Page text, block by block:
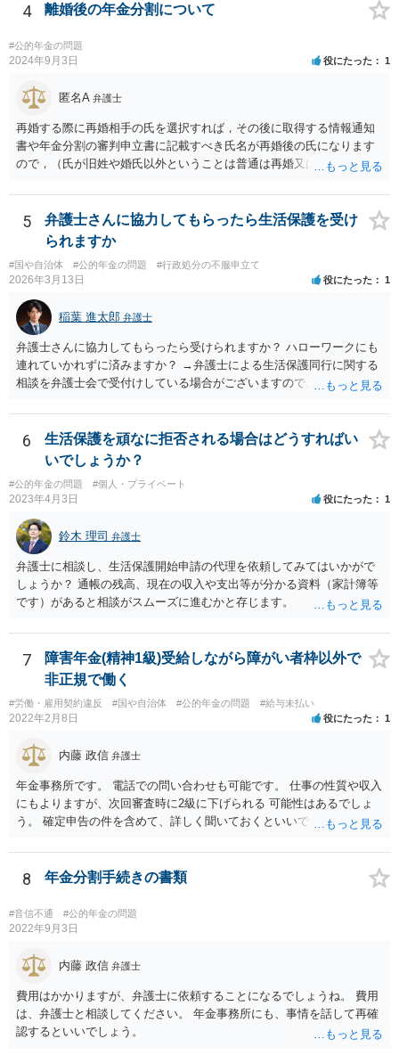
4 離婚後の年金分割について
#公的年金の問題
2024年9月3日 役にたった 1
匿名A 弁護士
再婚する際に再婚相手の氏を選択すれば，その後に取得する情報通知
書や年金分割の審判申立書に記載すべき氏名が再婚後の氏になります
ので，（氏が旧姓や婚氏以外ということは普通は再婚又は養子縁組し
秘匿であればともかく，氏名秘匿を申し立てると，むしろ再婚したこ
とを推察されてしまうのではないかと思います。事案がよくわかりま
せんが，この種の事案では，再婚前に年金分割の手続を行うのがセオ
リーではないかと思います。
5
弁護士さんに協力してもらったら生活保護を受け
られますか
#国や自治体 #公的年金の問題 #行政処分の不服申立て
2026年3月13日 役にたった 1
稲葉 進太郎 弁護士
弁護士さんに協力してもらったら受けられますか？ ハローワークにも
連れていかれずに済みますか？ →弁護士による生活保護同行に関する
相談を弁護士会で受付けしている場合がございますので、お近くの弁
6
生活保護を頑なに拒否される場合はどうすればい
いでしょうか？
#公的年金の問題 #個人・プライベート
2023年4月3日 役にたった 1
鈴木 理司 弁護士
弁護士に相談し、生活保護開始申請の代理を依頼してみてはいかがで
しょうか？ 通帳の残高、現在の収入や支出等が分かる資料（家計簿等
です）があると相談がスムーズに進むかと存じます。
7
障害年金(精神1級)受給しながら障がい者枠以外で
非正規で働く
#労働・雇用契約違反 #国や自治体 #公的年金の問題 #給与未払い
2022年2月8日 役にたった 1
内藤 政信 弁護士
年金事務所です。 電話での問い合わせも可能です。 仕事の性質や収入
にもよりますが、次回審査時に2級に下げられる 可能性はあるでしょ
う。 確定申告の件を含めて、詳しく聞いておくといいでしょう。 弁護
8 年金分割手続きの書類
#音信不通 #公的年金の問題
2022年9月3日
内藤 政信 弁護士
費用はかかりますが、弁護士に依頼することになるでしょうね。 費用
は、弁護士と相談してください。 年金事務所にも、事情を話して再確
認するといいでしょう。